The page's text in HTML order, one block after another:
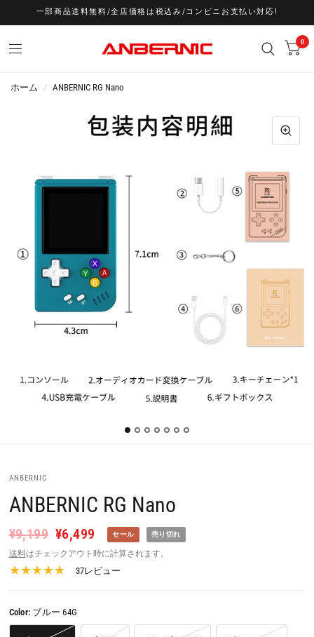
一部商品送料無料/全店価格は税込み/コンビニお支払い対応!
0
ホーム / ANBERNIC RG Nano
ANBERNIC
ANBERNIC RG Nano
¥9,199 ¥6,499 セール 売り切れ
送料はチェックアウト時に計算されます。
37レビュー
Color: ブルー 64G